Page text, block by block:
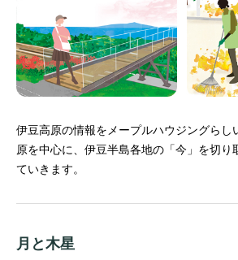
伊豆高原の情報をメープルハウジングらし
原を中心に、伊豆半島各地の「今」を切り
ていきます。
月と木星